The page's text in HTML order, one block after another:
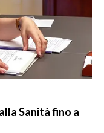
Sanità fino a